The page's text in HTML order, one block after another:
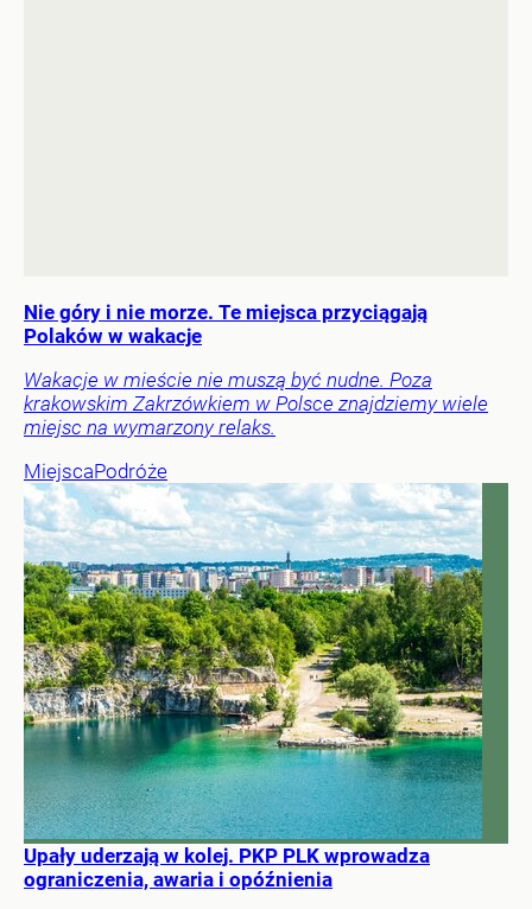
Nie góry i nie morze. Te miejsca przyciągają
Polaków w wakacje
Wakacje w mieście nie muszą być nudne. Poza
krakowskim Zakrzówkiem w Polsce znajdziemy wiele
miejsc na wymarzony relaks.
MiejscaPodróże
Upały uderzają w kolej. PKP PLK wprowadza
ograniczenia, awaria i opóźnienia